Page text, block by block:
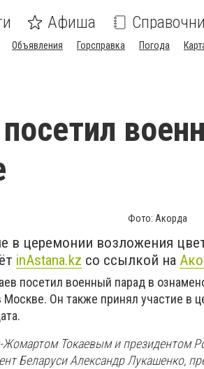
Афиша
Объявления Горсправка Погода
Фото: Акорда
в церемонии возложения
inAstana.kz со ссылкой на
посетил военный парад в
Он также принял участие в
Жомартом Токаевым и президентом
Беларуси Александр Лукашенко,